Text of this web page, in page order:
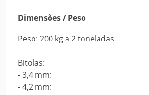
Dimensões / Peso
Peso: 200 kg a 2 toneladas.
Bitolas:
- 3,4 mm;
- 4,2 mm;